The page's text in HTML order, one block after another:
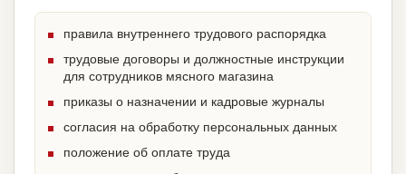
правила внутреннего трудового распорядка
трудовые договоры и должностные инструкции
для сотрудников мясного магазина
приказы о назначении и кадровые журналы
согласия на обработку персональных данных
положение об оплате труда